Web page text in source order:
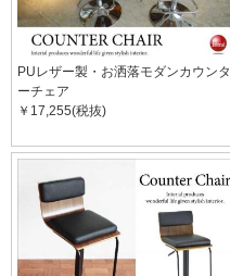
PUレザー製・お洒落モダンカウンタ
ーチェア
￥17,255(税抜)